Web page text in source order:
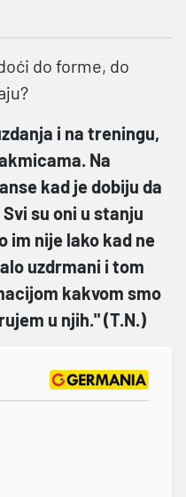
do forme, do
i na treningu,
Na
kad je dobiju da
su oni u stanju
im nije lako kad ne
uzdrmani i tom
kakvom smo
u njih." (T.N.)